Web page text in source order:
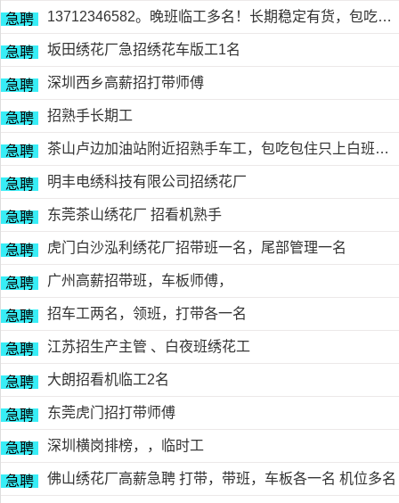
急聘 13712346582。晚班临工多名！长期稳定有货，包吃包住
急聘 坂田绣花厂急招绣花车版工1名
急聘 深圳西乡高薪招打带师傅
急聘 招熟手长期工
急聘 茶山卢边加油站附近招熟手车工，包吃包住只上白班，工资面议有的请电德胜13546915117
急聘 明丰电绣科技有限公司招绣花厂
急聘 东莞茶山绣花厂 招看机熟手
急聘 虎门白沙泓利绣花厂招带班一名，尾部管理一名
急聘 广州高薪招带班，车板师傅，
急聘 招车工两名，领班，打带各一名
急聘 江苏招生产主管 、白夜班绣花工
急聘 大朗招看机临工2名
急聘 东莞虎门招打带师傅
急聘 深圳横岗排榜，，临时工
急聘 佛山绣花厂高薪急聘 打带，带班，车板各一名 机位多名